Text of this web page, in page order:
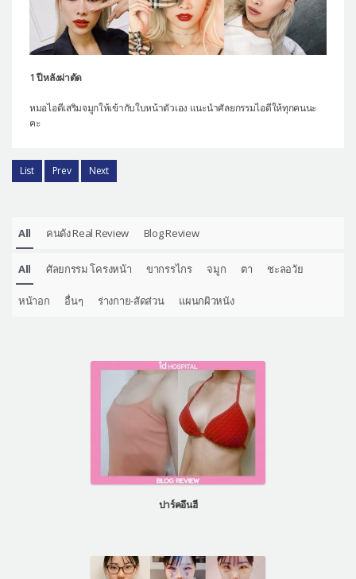
1 ปีหลังผ่าตัด
หมอไอดีเสริมจมูกให้เข้ากับใบหน้าตัวเอง แนะนำศัลยกรรมไอดีให้ทุกคนนะ
คะ
List Prev Next
All คนดัง Real Review Blog Review
All ศัลยกรรม โครงหน้า ขากรรไกร จมูก ตา ชะลอวัย
หน้าอก อื่นๆ ร่างกาย-สัดส่วน แผนกผิวหนัง
ปาร์คอึนฮี